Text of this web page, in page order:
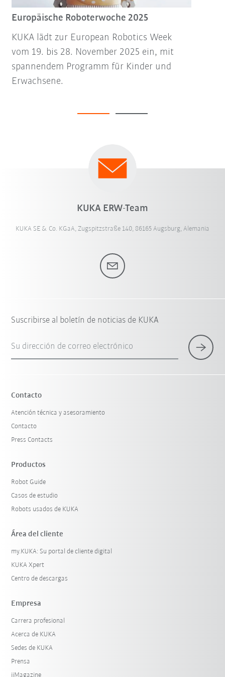
Europäische Roboterwoche 2025
KUKA lädt zur European Robotics Week
vom 19. bis 28. November 2025 ein, mit
spannendem Programm für Kinder und
Erwachsene.
KUKA ERW-Team
KUKA SE & Co. KGaA, Zugspitzstraße 140, 86165 Augsburg, Alemania
Suscribirse al boletín de noticias de KUKA
Su dirección de correo electrónico
Contacto
Atención técnica y asesoramiento
Contacto
Press Contacts
Productos
Robot Guide
Casos de estudio
Robots usados de KUKA
Área del cliente
my.KUKA: Su portal de cliente digital
KUKA Xpert
Centro de descargas
Empresa
Carrera profesional
Acerca de KUKA
Sedes de KUKA
Prensa
iiMagazine